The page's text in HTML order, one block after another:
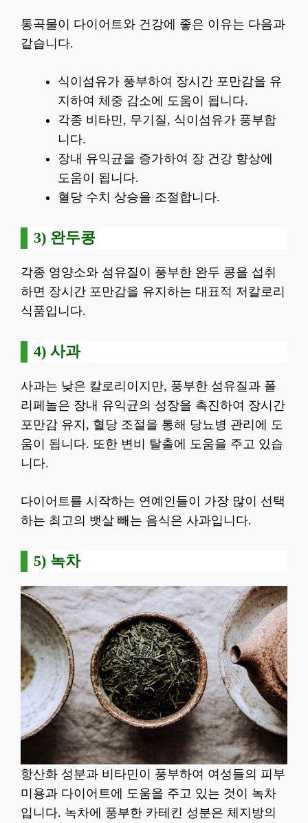
통곡물이 다이어트와 건강에 좋은 이유는 다음과
같습니다.
식이섬유가 풍부하여 장시간 포만감을 유
지하여 체중 감소에 도움이 됩니다.
각종 비타민, 무기질, 식이섬유가 풍부합
니다.
장내 유익균을 증가하여 장 건강 향상에
도움이 됩니다.
혈당 수치 상승을 조절합니다.
3) 완두콩
각종 영양소와 섬유질이 풍부한 완두 콩을 섭취
하면 장시간 포만감을 유지하는 대표적 저칼로리
식품입니다.
4) 사과
사과는 낮은 칼로리이지만, 풍부한 섬유질과 폴
리페놀은 장내 유익균의 성장을 촉진하여 장시간
포만감 유지, 혈당 조절을 통해 당뇨병 관리에 도
움이 됩니다. 또한 변비 탈출에 도움을 주고 있습
니다.
다이어트를 시작하는 연예인들이 가장 많이 선택
하는 최고의 뱃살 빼는 음식은 사과입니다.
5) 녹차
항산화 성분과 비타민이 풍부하여 여성들의 피부
미용과 다이어트에 도움을 주고 있는 것이 녹차
입니다. 녹차에 풍부한 카테킨 성분은 체지방의